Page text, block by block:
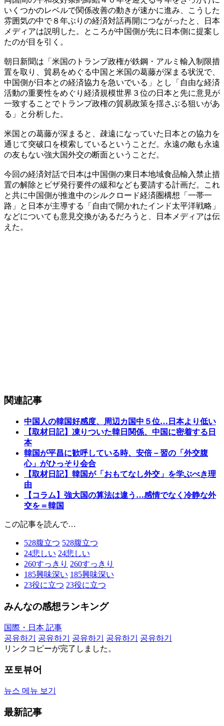
いくつかのレベルで関係改善の動きが速かに進み、こうした
雰囲気の中で８年ぶりの経済対話再開につながったと、日本
メディアは説明した。ところが中国側が先に日本側に提案し
たのが目を引く。
朝日新聞は「米国のトランプ政権が鉄鋼・アルミ輸入制限措
置を取り、貿易をめぐる中国と米国の葛藤が深まる状況で、
中国側が日本との経済協力を急いでいる」とし「自由な経済
活動の重要性をめぐり経済規模世界３位の日本と先に意見が
一致することでトランプ政権の貿易政策を揺さぶる狙いがあ
る」と分析した。
米国との葛藤が深まると、疎遠になっていた日本との協力を
通じて突破口を模索しているということだ。永遠の敵も永遠
の友もない強大国外交の断面ということだ。
今回の経済対話で日本は中国側の東日本地域食品輸入禁止措
置の解除とビザ発行要件の緩和なども要請する計画だ。これ
と共に中国側が推進中のシルクロード経済圏構想「一帯一
路」と日本が主導する「自由で開かれたインド太平洋戦略」
などについても意見交換があるだろうと、日本メディアは伝
えた。
関連記事
中国人の韓国好感度、周辺カ国中５位…日本より低い
【取材日記】凍りついた韓日関係、中国に密着する日
本
韓国が平昌に歓呼している時、安倍－習の「外交腹
心」がひっそり会合
【取材日記】韓国が「おもてなし外交」を学ぶべき理
由
【コラム】強大国の算法は違う…感情でなく冷静な外
交を＝韓国
この記事を読んで…
528腹立つ 528腹立つ
24悲しい 24悲しい
260すっきり 260すっきり
185興味深い 185興味深い
23役に立つ 23役に立つ
みんなの感想ランキング
国際・日本 記事
공유하기
공유하기 공유하기 공유하기
공유하기
リンクコピーが完了しました。
포토뷰어
뉴스 메뉴 보기
最新記事